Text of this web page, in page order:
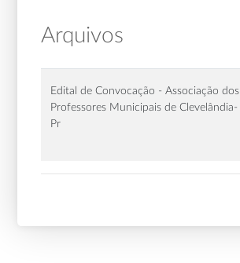
Arquivos
Edital de Convocação - Associação dos
Professores Municipais de Clevelândia-
Pr